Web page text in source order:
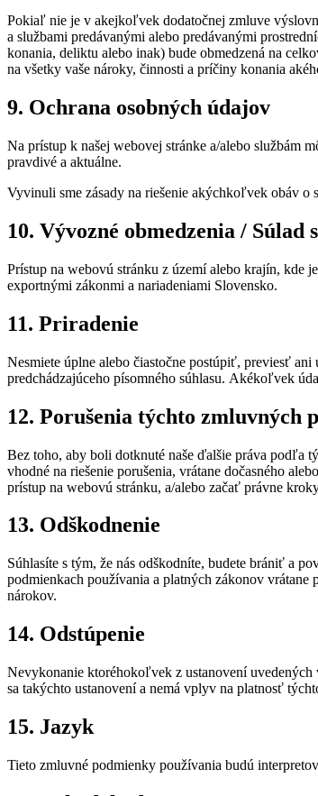
Pokiaľ nie je v akejkoľvek dodatočnej zmluve
a službami predávanými alebo predávanými
konania, deliktu alebo inak) bude obmedzená na
na všetky vaše nároky, činnosti a príčiny konania
9. Ochrana osobných údajov
Na prístup k našej webovej stránke a/alebo službám
pravdivé a aktuálne.
Vyvinuli sme zásady na riešenie akýchkoľvek obáv o
10. Vývozné obmedzenia /
Prístup na webovú stránku z území alebo krajín, kde
exportnými zákonmi a nariadeniami Slovensko.
11. Priradenie
Nesmiete úplne alebo čiastočne postúpiť, previesť
predchádzajúceho písomného súhlasu. Akékoľvek
12. Porušenia týchto zmluvných
Bez toho, aby boli dotknuté naše ďalšie práva podľa
vhodné na riešenie porušenia, vrátane dočasného
prístup na webovú stránku, a/alebo začať právne
13. Odškodnenie
Súhlasíte s tým, že nás odškodníte, budete brániť a
podmienkach používania a platných zákonov vrátane
nárokov.
14. Odstúpenie
Nevykonanie ktoréhokoľvek z ustanovení
sa takýchto ustanovení a nemá vplyv na platnosť
15. Jazyk
Tieto zmluvné podmienky používania budú